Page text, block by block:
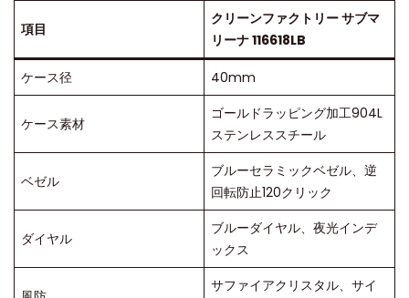
項目
クリーンファクトリー サブマ
リーナ 116618LB
ケース径 40mm
ケース素材
ゴールドラッピング加工904L
ステンレススチール
ベゼル
ブルーセラミックベゼル、逆
回転防止120クリック
ダイヤル
ブルーダイヤル、夜光インデ
ックス
サファイアクリスタル、サイ